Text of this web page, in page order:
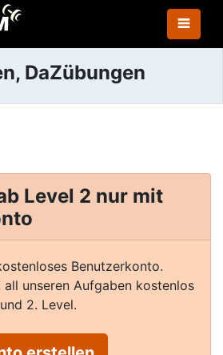
DaZübungen
Level 2 nur mit
Benutzerkonto.
unseren Aufgaben kostenlos
2. Level.